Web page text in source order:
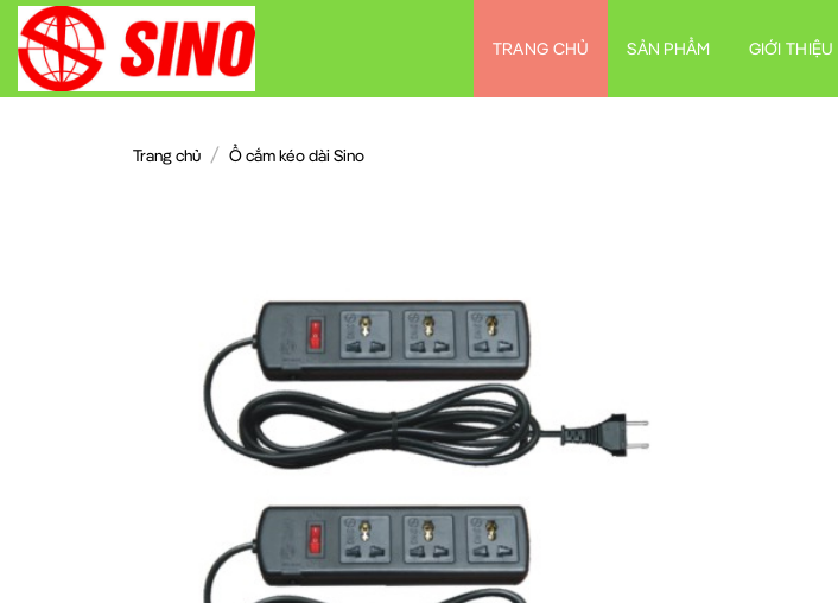
Chuyển
đến
nội
dung
TRANG CHỦ SẢN PHẨM GIỚI THIỆU
Trang chủ / Ổ cắm kéo dài Sino